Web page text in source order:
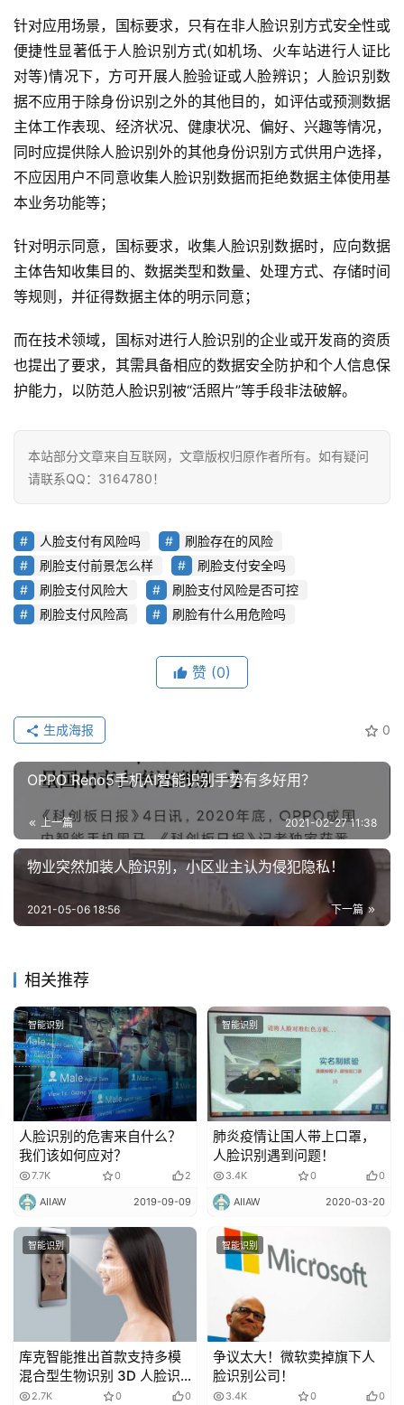
针对应用场景，国标要求，只有在非人脸识别方式安全性或
便捷性显著低于人脸识别方式(如机场、火车站进行人证比
对等)情况下，方可开展人脸验证或人脸辨识；人脸识别数
据不应用于除身份识别之外的其他目的，如评估或预测数据
主体工作表现、经济状况、健康状况、偏好、兴趣等情况，
同时应提供除人脸识别外的其他身份识别方式供用户选择，
不应因用户不同意收集人脸识别数据而拒绝数据主体使用基
本业务功能等；
针对明示同意，国标要求，收集人脸识别数据时，应向数据
主体告知收集目的、数据类型和数量、处理方式、存储时间
等规则，并征得数据主体的明示同意；
而在技术领域，国标对进行人脸识别的企业或开发商的资质
也提出了要求，其需具备相应的数据安全防护和个人信息保
护能力，以防范人脸识别被“活照片”等手段非法破解。
本站部分文章来自互联网，文章版权归原作者所有。如有疑问
请联系QQ：3164780！
人脸支付有风险吗
刷脸存在的风险
刷脸支付前景怎么样
刷脸支付安全吗
刷脸支付风险大
刷脸支付风险是否可控
刷脸支付风险高
刷脸有什么用危险吗
赞 (0)
0
生成海报
OPPO Reno5手机AI智能识别手势有多好用？
上一篇 2021-02-27 11:38
物业突然加装人脸识别，小区业主认为侵犯隐私！
下一篇
2021-05-06 18:56
相关推荐
智能识别
人脸识别的危害来自什么？
我们该如何应对？
7.7K 0 2
AIIAW 2019-09-09
智能识别
肺炎疫情让国人带上口罩，
人脸识别遇到问题！
3.4K 0 0
AIIAW 2020-03-20
智能识别
库克智能推出首款支持多模
混合型生物识别 3D 人脸识
别智能终端！
2.7K 0 0
智能识别
争议太大！微软卖掉旗下人
脸识别公司！
3.4K 0 0